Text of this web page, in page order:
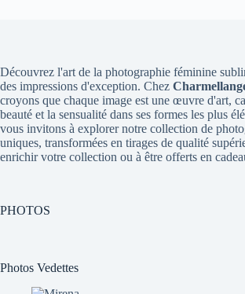
Découvrez l'art de la photographie féminine
des impressions d'exception. Chez
croyons que chaque image est une œuvre d'art,
beauté et la sensualité dans ses formes les plus
vous invitons à explorer notre collection de
uniques, transformées en tirages de qualité
enrichir votre collection ou à être offerts en
PHOTOS
Photos Vedettes